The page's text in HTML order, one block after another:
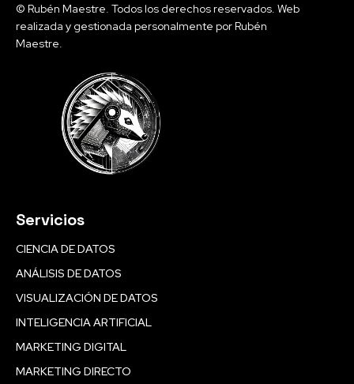
© Rubén Maestre. Todos los derechos reservados. Web
realizada y gestionada personalmente por Rubén
Maestre.
Servicios
CIENCIA DE DATOS
ANÁLISIS DE DATOS
VISUALIZACIÓN DE DATOS
INTELIGENCIA ARTIFICIAL
MARKETING DIGITAL
MARKETING DIRECTO